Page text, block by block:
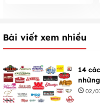
Bài viết xem nhiều
14
02/